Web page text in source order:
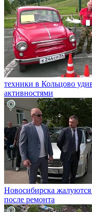
техники в Кольцово
активностями
Новосибирска
после ремонта